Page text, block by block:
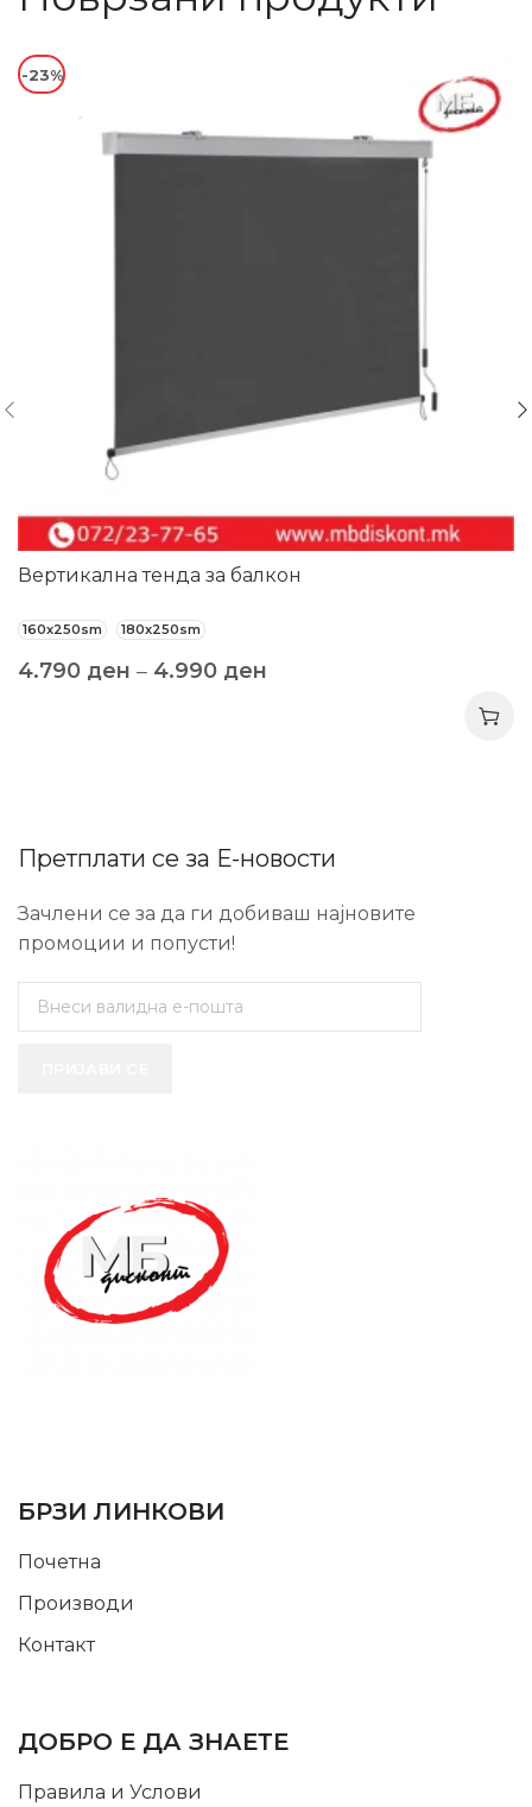
-23%
Вертикална тенда за балкон
160x250sm 180x250sm
4.790 ден – 4.990 ден
Претплати се за Е-новости
Зачлени се за да ги добиваш најновите
промоции и попусти!
БРЗИ ЛИНКОВИ
Почетна
Производи
Контакт
ДОБРО Е ДА ЗНАЕТЕ
Правила и Услови